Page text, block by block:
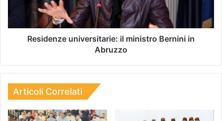
Residenze universitarie: il ministro Bernini in
Abruzzo
Articoli Correlati